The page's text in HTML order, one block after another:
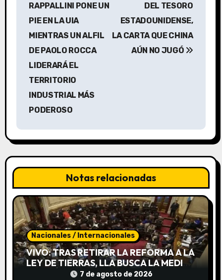
i
ó
n
d
e
e
n
t
RAPPALLINI PONE UN
PIE EN LA UIA
MIENTRAS UN ALFIL
DE PAOLO ROCCA
LIDERARÁ EL
TERRITORIO
INDUSTRIAL MÁS
PODEROSO
DEL TESORO
ESTADOUNIDENSE,
LA CARTA QUE CHINA
AÚN NO JUGÓ
Notas relacionadas
Nacionales / Internacionales
VIVO: TRAS RETIRAR LA REFORMA A LA
LEY DE TIERRAS, LLA BUSCA LA MEDIA
SANCIÓN DE INVIOLABILIDAD DE LA
7 de agosto de 2026